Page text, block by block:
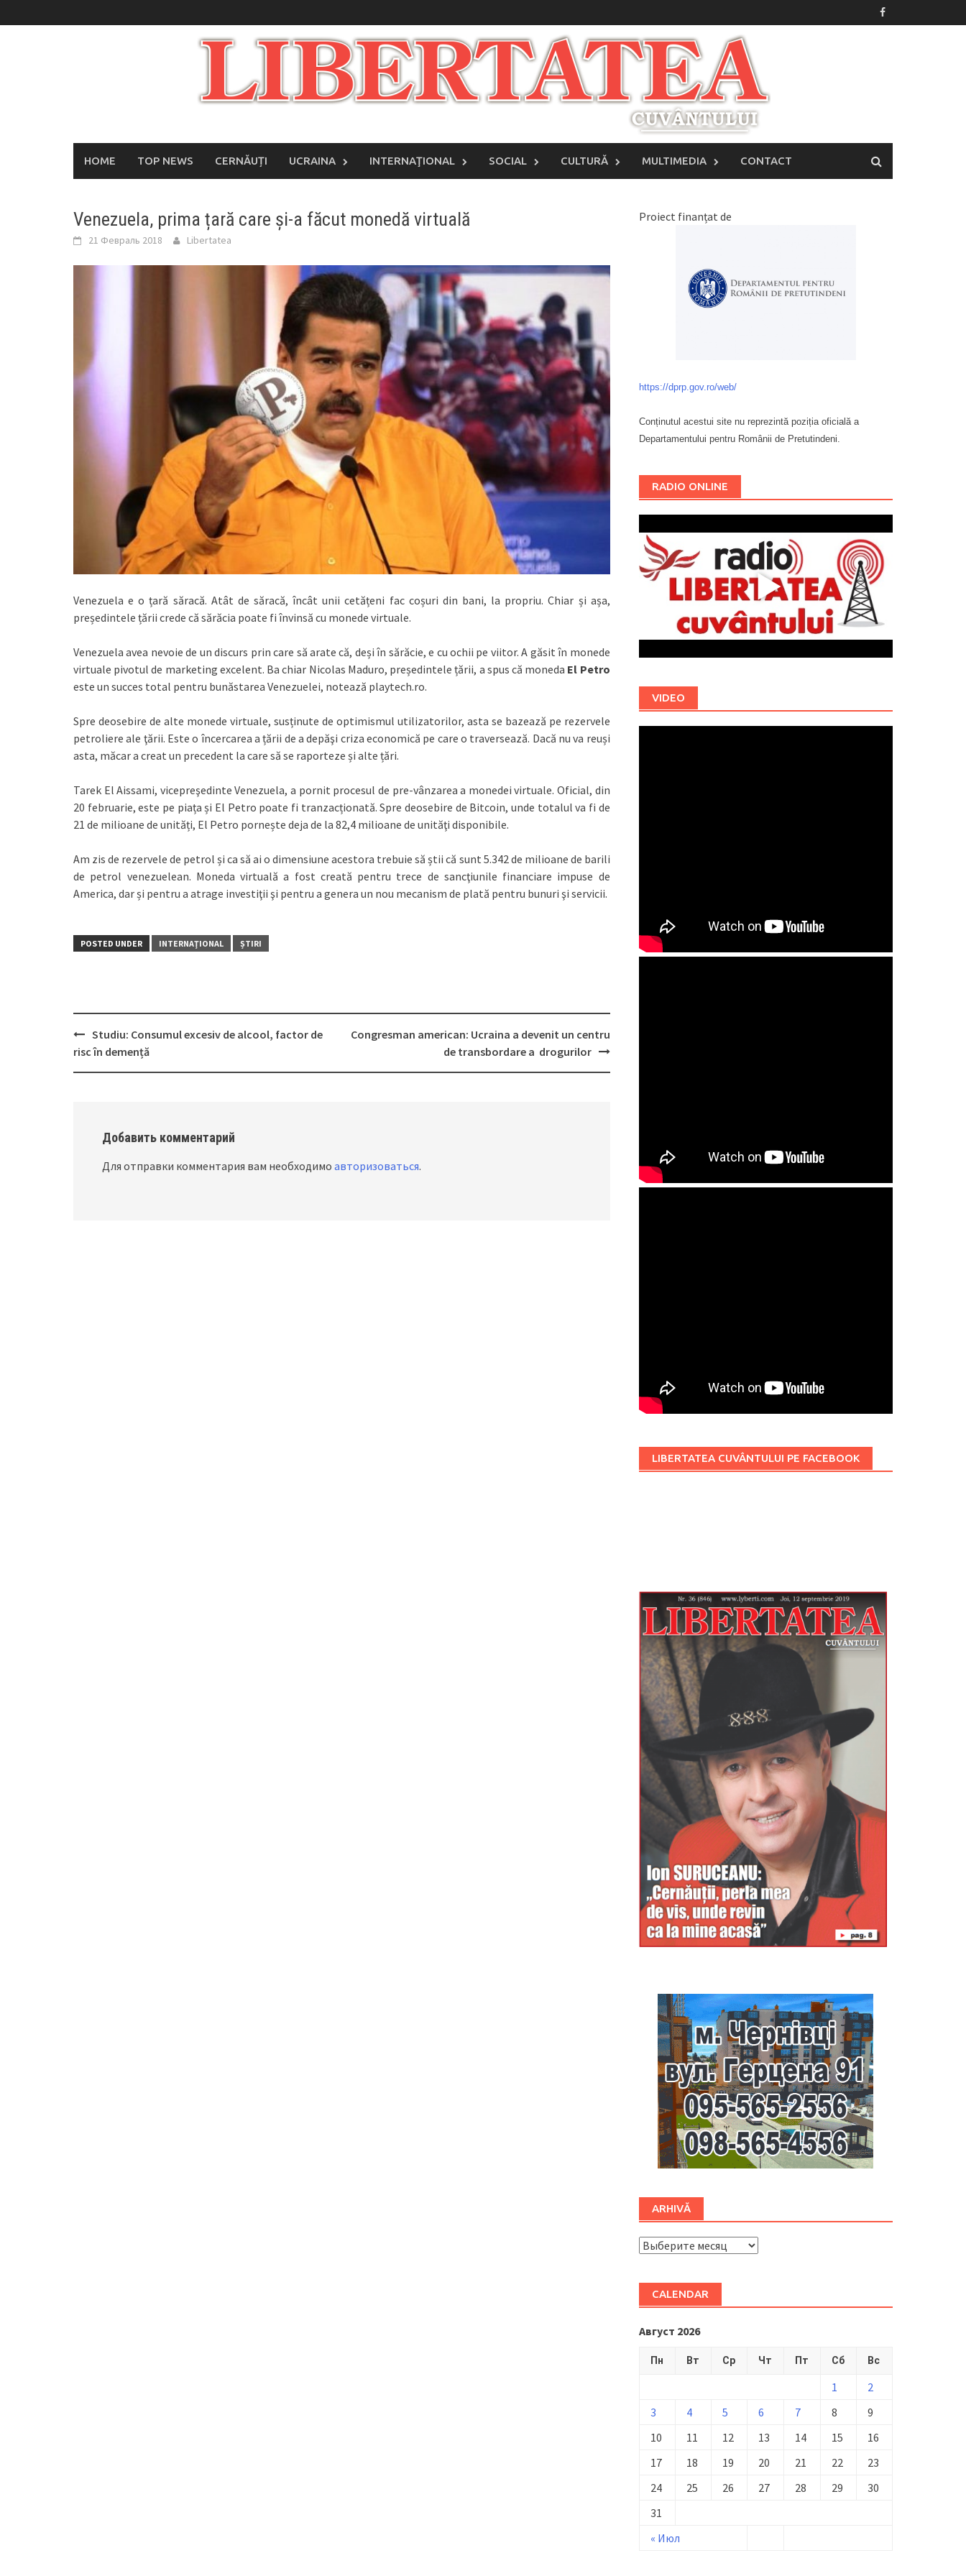
to
HOME TOP NEWS CERNĂUȚI UCRAINA INTERNAŢIONAL SOCIAL CULTURĂ MULTIMEDIA CONTACT
Venezuela, prima țară care și-a făcut monedă virtuală
21 Февраль 2018 Libertatea
Venezuela e o țară săracă. Atât de săracă, încât unii cetățeni fac coșuri din bani, la propriu. Chiar și așa,
președintele țării crede că sărăcia poate fi învinsă cu monede virtuale.
Venezuela avea nevoie de un discurs prin care să arate că, deși în sărăcie, e cu ochii pe viitor. A găsit în monede
virtuale pivotul de marketing excelent. Ba chiar Nicolas Maduro, președintele țării, a spus că moneda El Petro
este un succes total pentru bunăstarea Venezuelei, notează playtech.ro.
Spre deosebire de alte monede virtuale, susținute de optimismul utilizatorilor, asta se bazează pe rezervele
petroliere ale ţării. Este o încercarea a țării de a depăşi criza economică pe care o traversează. Dacă nu va reuși
asta, măcar a creat un precedent la care să se raporteze și alte țări.
Tarek El Aissami, vicepreşedinte Venezuela, a pornit procesul de pre-vânzarea a monedei virtuale. Oficial, din
20 februarie, este pe piața și El Petro poate fi tranzacționată. Spre deosebire de Bitcoin, unde totalul va fi de
21 de milioane de unități, El Petro pornește deja de la 82,4 milioane de unităţi disponibile.
Am zis de rezervele de petrol și ca să ai o dimensiune acestora trebuie să știi că sunt 5.342 de milioane de barili
de petrol venezuelean. Moneda virtuală a fost creată pentru trece de sancţiunile financiare impuse de
America, dar și pentru a atrage investiţii şi pentru a genera un nou mecanism de plată pentru bunuri şi servicii.
POSTED UNDER INTERNAŢIONAL ȘTIRI
Post
navigation
Studiu: Consumul excesiv de alcool, factor de
risc în demență
Congresman american: Ucraina a devenit un centru
de transbordare a drogurilor
Добавить комментарий
Для отправки комментария вам необходимо авторизоваться.
Proiect finanțat de
https://dprp.gov.ro/web/
Conținutul acestui site nu reprezintă poziția oficială a
Departamentului pentru Românii de Pretutindeni.
RADIO ONLINE
VIDEO
LIBERTATEA CUVÂNTULUI PE FACEBOOK
ARHIVĂ
ARHIVĂ
CALENDAR
Август 2026
Пн Вт Ср Чт Пт Сб Вс
« Июл
1
2
3
4 5 6 7 8
9
10
11 12 13 14 15
16
17
18 19 20 21 22
23
24
25 26 27 28 29
30
31